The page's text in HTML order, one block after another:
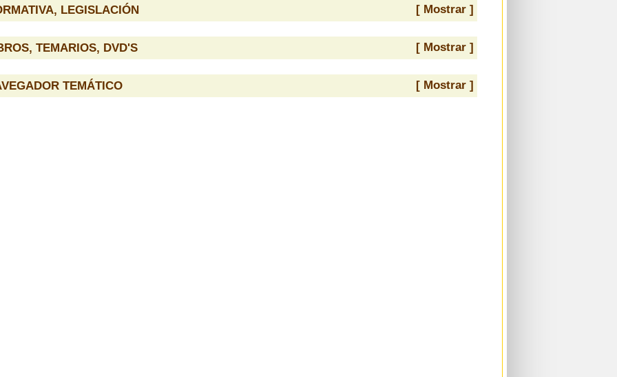
LEGISLACIÓN [ Mostrar ]
TEMARIOS, DVD'S [ Mostrar ]
TEMÁTICO [ Mostrar ]